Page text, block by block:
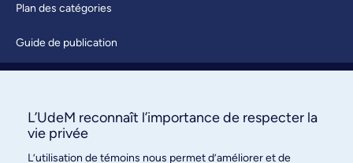
Plan des catégories
Guide de publication
À propos / Nous joindre
L’UdeM reconnaît l’importance de respecter la
vie privée
L’utilisation de témoins nous permet d’améliorer et de